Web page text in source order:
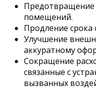
Предотвращение
помещений.
Продление срока
Улучшение
аккуратному
Сокращение
связанные с
вызванных